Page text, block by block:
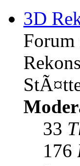
3D
Forum
33
176